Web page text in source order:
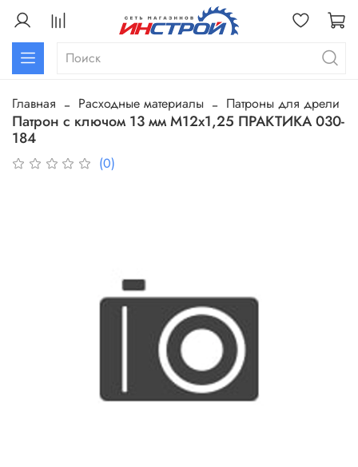
Главная Расходные материалы Патроны для дрели
Патрон с ключом 13 мм М12х1,25 ПРАКТИКА 030-
184
(0)